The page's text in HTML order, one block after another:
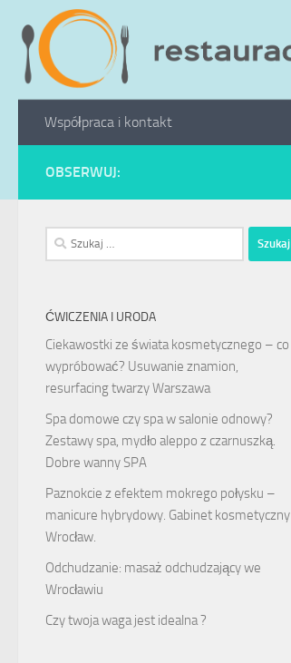
Przeskocz do treści
Współpraca i kontakt
OBSERWUJ:
Szukaj:
ĆWICZENIA I URODA
Ciekawostki ze świata kosmetycznego – co
wypróbować? Usuwanie znamion,
resurfacing twarzy Warszawa
Spa domowe czy spa w salonie odnowy?
Zestawy spa, mydło aleppo z czarnuszką.
Dobre wanny SPA
Paznokcie z efektem mokrego połysku –
manicure hybrydowy. Gabinet kosmetyczny
Wrocław.
Odchudzanie: masaż odchudzający we
Wrocławiu
Czy twoja waga jest idealna ?